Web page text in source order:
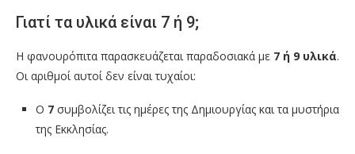
Γιατί τα υλικά είναι 7 ή 9;
Η φανουρόπιτα παρασκευάζεται παραδοσιακά με 7 ή 9 υλικά.
Οι αριθμοί αυτοί δεν είναι τυχαίοι:
Ο 7 συμβολίζει τις ημέρες της Δημιουργίας και τα μυστήρια
της Εκκλησίας.